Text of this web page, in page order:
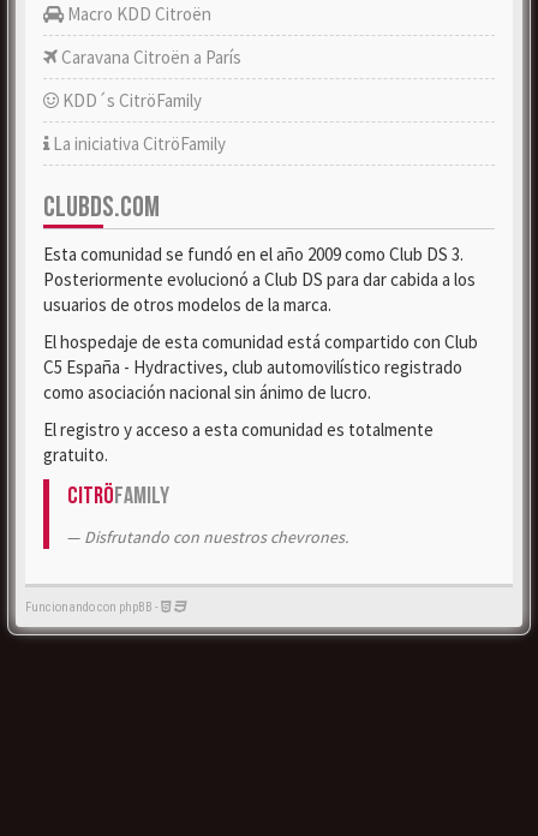
Macro KDD Citroën
Caravana Citroën a París
KDD´s CitröFamily
La iniciativa CitröFamily
CLUBDS.COM
Esta comunidad se fundó en el año 2009 como Club DS 3.
Posteriormente evolucionó a Club DS para dar cabida a los
usuarios de otros modelos de la marca.
El hospedaje de esta comunidad está compartido con Club
C5 España - Hydractives, club automovilístico registrado
como asociación nacional sin ánimo de lucro.
El registro y acceso a esta comunidad es totalmente
gratuito.
CitröFamily
Disfrutando con nuestros chevrones.
Funcionando con phpBB -